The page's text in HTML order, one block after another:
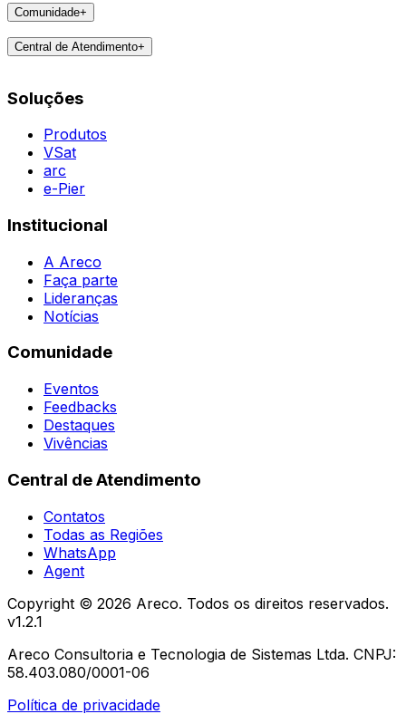
arc
A Areco
Lideranças
Comunidade+
Eventos
Vivências
Central de Atendimento+
Todas as Regiões
Agent
Soluções
Produtos
VSat
arc
e-Pier
Institucional
A Areco
Faça parte
Lideranças
Notícias
Comunidade
Eventos
Feedbacks
Destaques
Vivências
Central de Atendimento
Contatos
Todas as Regiões
WhatsApp
Agent
Copyright © 2026 Areco. Todos os direitos reservados.
v1.2.1
Areco Consultoria e Tecnologia de Sistemas Ltda. CNPJ:
58.403.080/0001-06
Política de privacidade